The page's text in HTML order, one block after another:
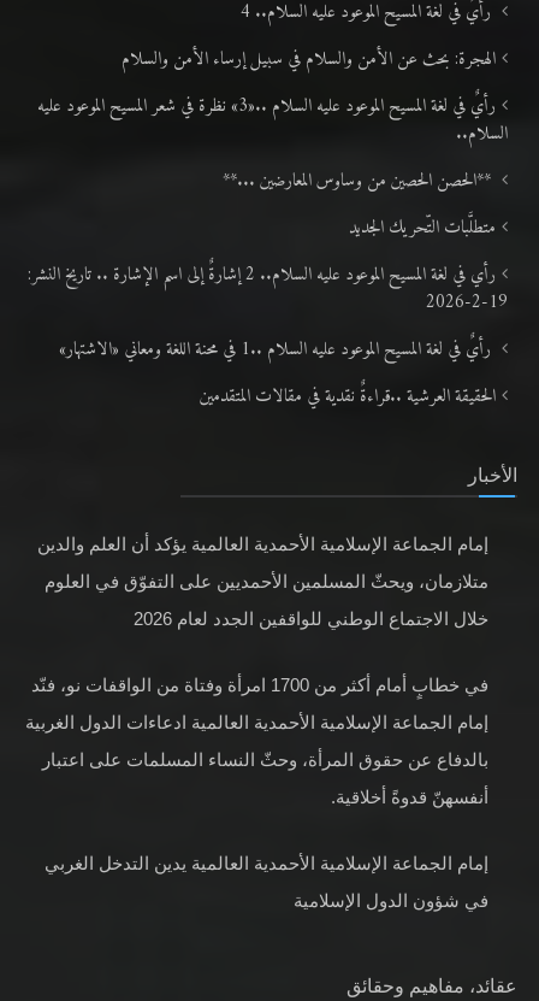
رأيٌ في لغة المسيح الموعود عليه السلام.. 4
الهجرة: بحث عن الأمن والسلام في سبيل إرساء الأمن والسلام
رأيٌ في لغة المسيح الموعود عليه السلام ..«3» نظرة في شعر المسيح الموعود عليه
السلام..
**الحصن الحصين من وساوس المعارضين ...**
متطلَّبات التّحريك الجديد
رأي في لغة المسيح الموعود عليه السلام.. 2 إشارةٌ إلى اسم الإشارة .. تاريخ النشر:
19-2-2026
رأيٌ في لغة المسيح الموعود عليه السلام ..1 في محنة اللغة ومعاني «الاشتهار»
الحقيقة العرشية ..قراءةٌ نقدية في مقالات المتقدمين
الأخبار
إمام الجماعة الإسلامية الأحمدية العالمية يؤكد أن العلم والدين
متلازمان، ويحثّ المسلمين الأحمديين على التفوّق في العلوم
خلال الاجتماع الوطني للواقفين الجدد لعام 2026
في خطابٍ أمام أكثر من 1700 امرأة وفتاة من الواقفات نو، فنّد
إمام الجماعة الإسلامية الأحمدية العالمية ادعاءات الدول الغربية
بالدفاع عن حقوق المرأة، وحثّ النساء المسلمات على اعتبار
أنفسهنّ قدوةً أخلاقية.
إمام الجماعة الإسلامية الأحمدية العالمية يدين التدخل الغربي
في شؤون الدول الإسلامية
عقائد، مفاهيم وحقائق